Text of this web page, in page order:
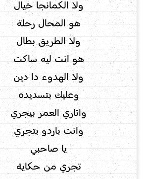
ولا الكمانجا خيال
هو المحال رحلة
ولا الطريق بطال
هو انت ليه ساكت
ولا الهدوء دا دين
وعليك بتسديده
واتاري العمر بيجري
وانت باردو بتجري
يا صاحبي
تجري من حكاية